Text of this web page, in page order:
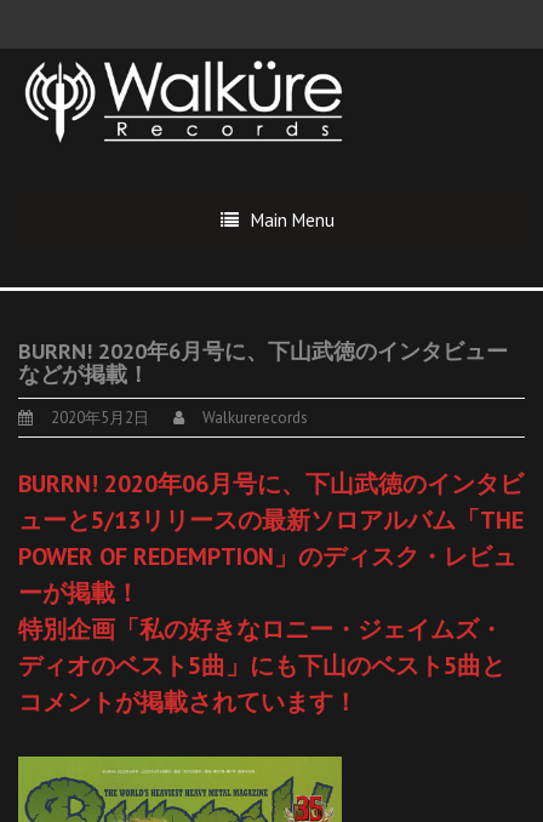
Main Menu
BURRN! 2020年6月号に、下山武徳のインタビュー
などが掲載！
2020年5月2日 Walkurerecords
BURRN! 2020年06月号に、下山武徳のインタビ
ューと5/13リリースの最新ソロアルバム「THE
POWER OF REDEMPTION」のディスク・レビュ
ーが掲載！
特別企画「私の好きなロニー・ジェイムズ・
ディオのベスト5曲」にも下山のベスト5曲と
コメントが掲載されています！